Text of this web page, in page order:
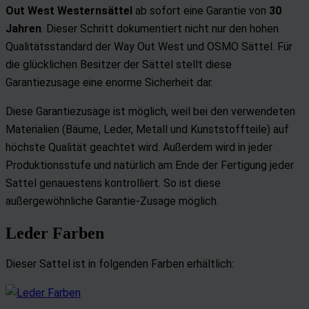
Out West Westernsättel ab sofort eine Garantie von 30
Jahren . Dieser Schritt dokumentiert nicht nur den hohen
Qualitätsstandard der Way Out West und OSMO Sättel. Für
die glücklichen Besitzer der Sättel stellt diese
Garantiezusage eine enorme Sicherheit dar.
Diese Garantiezusage ist möglich, weil bei den verwendeten
Materialien (Bäume, Leder, Metall und Kunststoffteile) auf
höchste Qualität geachtet wird. Außerdem wird in jeder
Produktionsstufe und natürlich am Ende der Fertigung jeder
Sattel genauestens kontrolliert. So ist diese
außergewöhnliche Garantie-Zusage möglich.
Leder Farben
Dieser Sattel ist in folgenden Farben erhältlich: